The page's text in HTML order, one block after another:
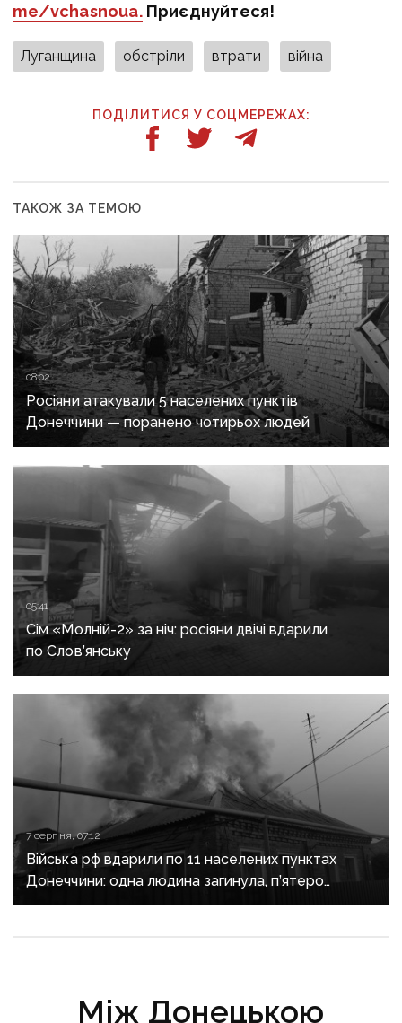
me/vchasnoua.Приєднуйтеся!
Луганщина обстріли втрати війна
ПОДІЛИТИСЯ У СОЦМЕРЕЖАХ:
ТАКОЖ ЗА ТЕМОЮ
08:02
Росіяни атакували 5 населених пунктів
Донеччини — поранено чотирьох людей
05:41
Сім «Молній-2» за ніч: росіяни двічі вдарили
по Слов’янську
7 серпня, 07:12
Війська рф вдарили по 11 населених пунктах
Донеччини: одна людина загинула, п’ятеро
поранені
Між Донецькою